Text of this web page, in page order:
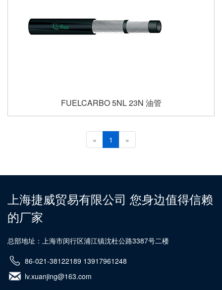
FUELCARBO 5NL 23N 油管
« 1 »
上海捷威贸易有限公司 您身边值得信赖
的厂家
总部地址：上海市闵行区浦江镇沈杜公路3387号二楼
86-021-38122189 13917961248
lv.xuanjing@163.com